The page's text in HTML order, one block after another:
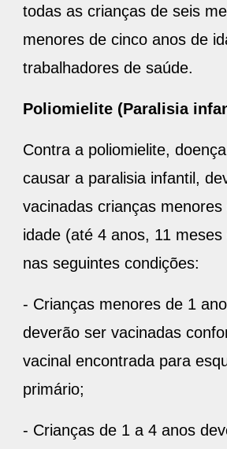
todas as crianças de seis
menores de cinco anos de
trabalhadores de saúde.
Poliomielite (Paralisia
Contra a poliomielite,
causar a paralisia infantil,
vacinadas crianças
idade (até 4 anos, 11 meses
nas seguintes condições:
- Crianças menores de 1
deverão ser vacinadas
vacinal encontrada para
primário;
- Crianças de 1 a 4 anos